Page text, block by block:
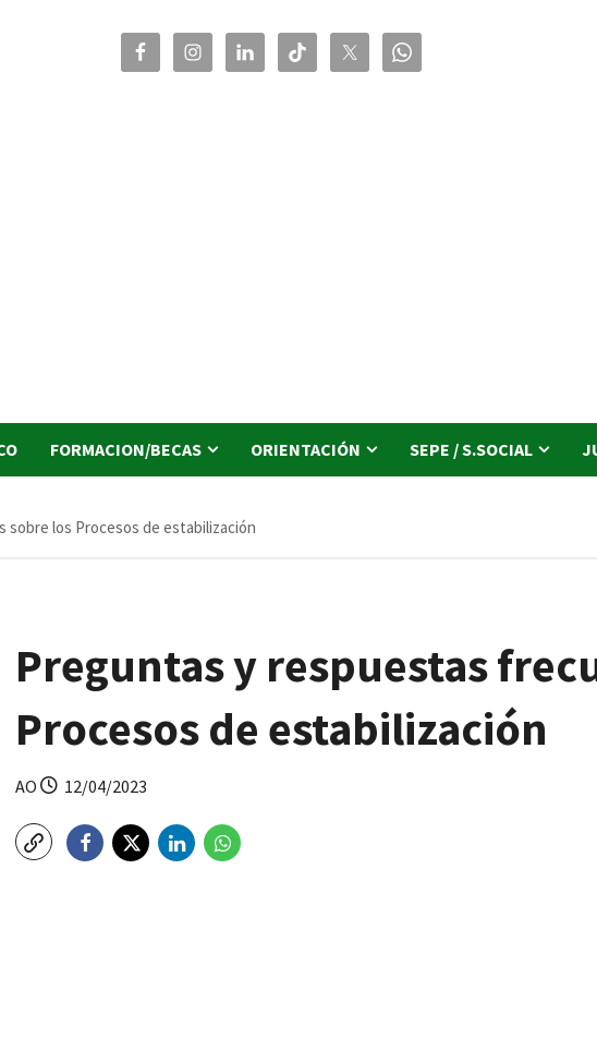
FORMACION/BECAS ORIENTACIÓN SEPE / S.SOCIAL
los Procesos de estabilización
Preguntas y respuestas
Procesos de estabilización
AO 12/04/2023